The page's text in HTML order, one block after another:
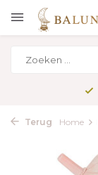
Terug Home